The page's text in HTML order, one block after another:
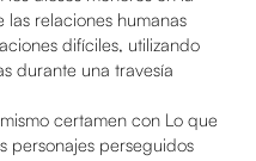
relaciones humanas
difíciles, utilizando
durante una travesía
certamen con Lo que
personajes perseguidos